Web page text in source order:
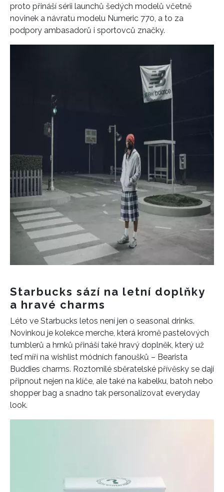
proto přináší sérii launchů šedých modelů včetně
novinek a návratu modelu Numeric 770, a to za
podpory ambasadorů i sportovců značky.
Starbucks sází na letní doplňky
a hravé charms
Léto ve Starbucks letos není jen o seasonal drinks.
Novinkou je kolekce merche, která kromě pastelových
tumblerů a hrnků přináší také hravý doplněk, který už
teď míří na wishlist módních fanoušků – Bearista
Buddies charms. Roztomilé sběratelské přívěsky se dají
připnout nejen na klíče, ale také na kabelku, batoh nebo
shopper bag a snadno tak personalizovat everyday
look.